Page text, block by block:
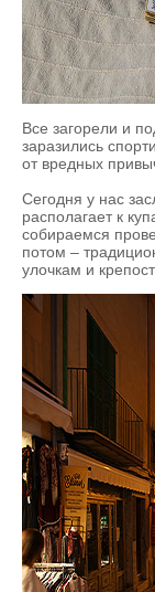
Все загорели и
заразились
от вредных
Сегодня у нас
располагает к
собираемся
потом –
улочкам и